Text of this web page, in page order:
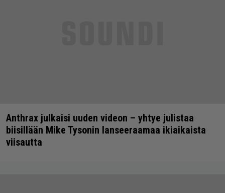
Anthrax julkaisi uuden videon – yhtye julistaa
biisillään Mike Tysonin lanseeraamaa ikiaikaista
viisautta